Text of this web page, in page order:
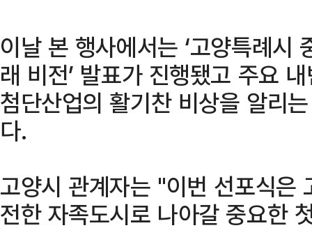
이날 본 행사에서는 ‘고양특례시
래 비전’ 발표가 진행됐고 주요
첨단산업의 활기찬 비상을 알리
다.
고양시 관계자는 "이번 선포식은
전한 자족도시로 나아갈 중요한